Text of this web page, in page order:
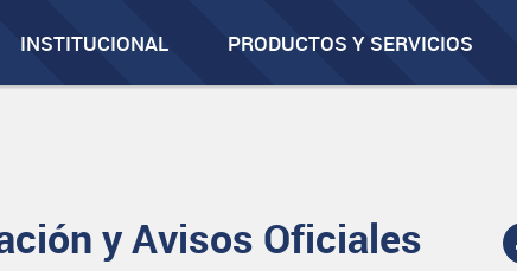
INSTITUCIONAL PRODUCTOS Y SERVICIOS
y Avisos Oficiales